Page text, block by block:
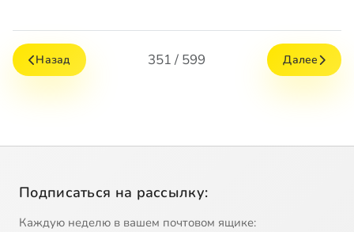
Назад 351 / 599 Далее
Подписаться на рассылку:
Каждую неделю в вашем почтовом ящике: